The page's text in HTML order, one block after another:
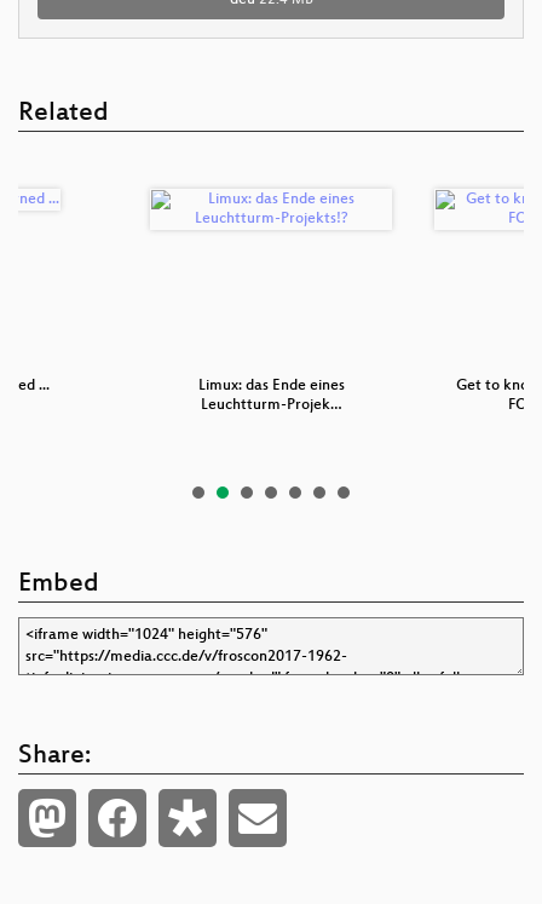
Related
...
Limux: das Ende eines
Leuchtturm-Projek…
Get to know
Embed
Share: